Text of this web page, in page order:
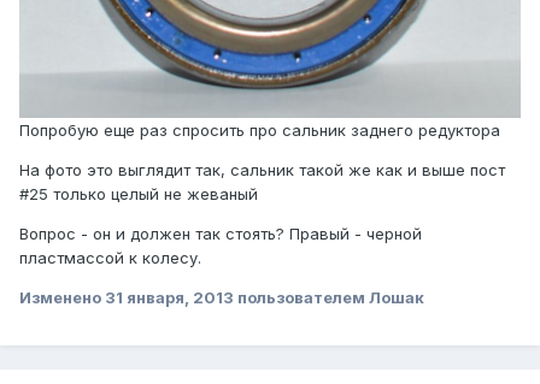
Попробую еще раз спросить про сальник заднего редуктора
На фото это выглядит так, сальник такой же как и выше пост
#25 только целый не жеваный
Вопрос - он и должен так стоять? Правый - черной
пластмассой к колесу.
Изменено 31 января, 2013 пользователем Лошак